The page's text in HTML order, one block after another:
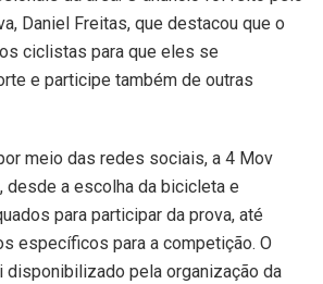
Daniel Freitas, que destacou que o
ciclistas para que eles se
e participe também de outras
meio das redes sociais, a 4 Mov
desde a escolha da bicicleta e
para participar da prova, até
específicos para a competição. O
disponibilizado pela organização da